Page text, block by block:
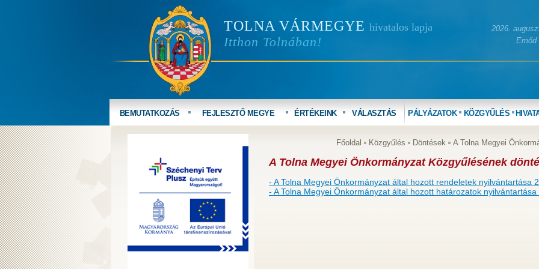
TOLNA VÁRMEGYE hivatalos lapja
Itthon Tolnában!
2026.
Emőd
BEMUTATKOZÁS FEJLESZTŐ MEGYE ÉRTÉKEINK VÁLASZTÁS PÁLYÁZATOK KÖZGYŰLÉS
Főoldal Közgyűlés Döntések A Tolna Megyei
A Tolna Megyei Önkormányzat Közgyűlésének
- A Tolna Megyei Önkormányzat által hozott rendeletek nyilvántartása
- A Tolna Megyei Önkormányzat által hozott határozatok nyilvántartása